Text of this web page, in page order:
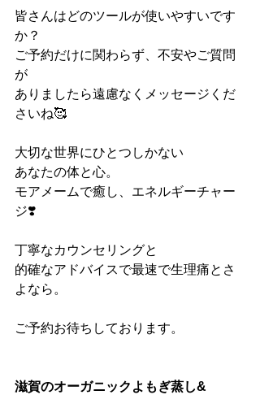
皆さんはどのツールが使いやすいです
か？
ご予約だけに関わらず、不安やご質問
が
ありましたら遠慮なくメッセージくだ
さいね🥰
大切な世界にひとつしかない
あなたの体と心。
モアメームで癒し、エネルギーチャー
ジ❣️
丁寧なカウンセリングと
的確なアドバイスで最速で生理痛とさ
よなら。
ご予約お待ちしております。
滋賀のオーガニックよもぎ蒸し&